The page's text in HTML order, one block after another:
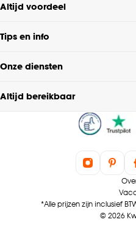
Altijd voordeel
Tips en info
Onze diensten
Altijd bereikbaar
*Alle prijzen zijn inclusief
© 2026